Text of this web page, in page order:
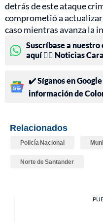
detrás de este ataque
comprometió a
caso mientras avanza la
Suscríbase a
aquí 👉🏻 Noticias
✔️ Síganos en
información de
Relacionados
Policía Nacional
Norte de Santander